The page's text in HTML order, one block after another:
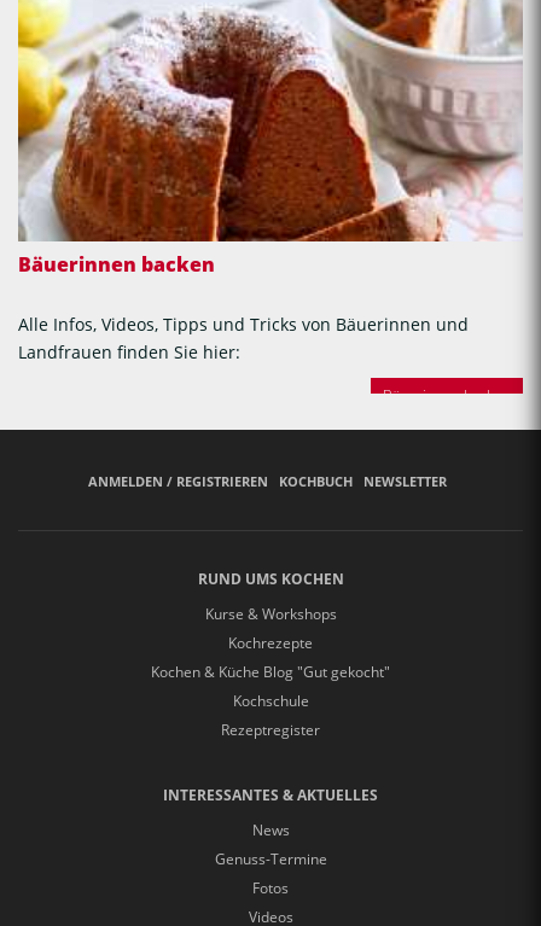
Bäuerinnen backen
Alle Infos, Videos, Tipps und Tricks von Bäuerinnen und
Landfrauen finden Sie hier:
Bäuerinnen backen
ANMELDEN / REGISTRIEREN KOCHBUCH NEWSLETTER
RUND UMS KOCHEN
Kurse & Workshops
Kochrezepte
Kochen & Küche Blog "Gut gekocht"
Kochschule
Rezeptregister
INTERESSANTES & AKTUELLES
News
Genuss-Termine
Fotos
Videos